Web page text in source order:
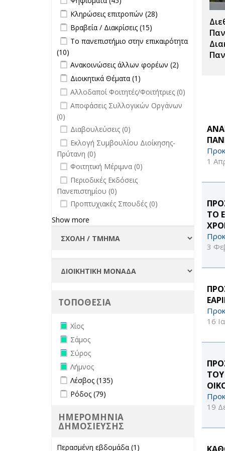
1
ΤΟ
3
16
19
Σπουδές filter
Apply Κληρώσεις επιτροπών filter
Κληρώσεις επιτροπών (28)
filter
Apply Βραβεία / Διακρίσεις filter
Βραβεία / Διακρίσεις (15)
Διακρίσεις
Apply Το πανεπιστήμιο στην
επικαιρότητα filter
Το πανεπιστήμιο στην επικαιρότητα
(10)
επικαιρότητα filter
Apply Ανακοινώσεις άλλων φορέων
filter
Ανακοινώσεις άλλων φορέων (2)
φορέων filter
Apply Διοικητικά Θέματα filter
Διοικητικά Θέματα (1)
undefined
Αλλοδαποί Φοιτητές/Φοιτήτριες (0)
undefined
Αποφάσεις Συλλογικών Οργάνων
(0)
undefined
Διαβουλεύσεις (0)
undefined
Εκλογή Συμβουλίου Διοίκησης-
Πρύτανη (0)
undefined
Φοιτητική Μέριμνα (0)
undefined
Περιοδικές Εκδόσεις
Πανεπιστημίου (0)
undefined
Προπτυχιακές Σπουδές (0)
Show more
ΤΟΠΟΘΕΣΙΑ
Remove Χίος filter
Χίος
Remove Σάμος filter
Σάμος
Remove Σύρος filter
Σύρος
Remove Λήμνος filter
Λήμνος
Apply Λέσβος filter
Λέσβος (135)
Apply Ρόδος filter
Ρόδος (79)
ΗΜΕΡΟΜΗΝΙΑ
ΔΗΜΟΣΙΕΥΣΗΣ
Περασμένη εβδομάδα (1)